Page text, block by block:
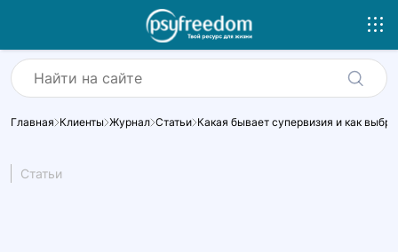
Главная Клиенты Журнал Статьи Какая бывает супервизия и как
Статьи